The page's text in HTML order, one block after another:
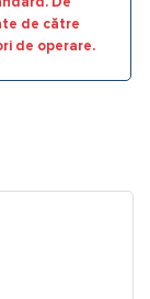
De
de către
de operare.